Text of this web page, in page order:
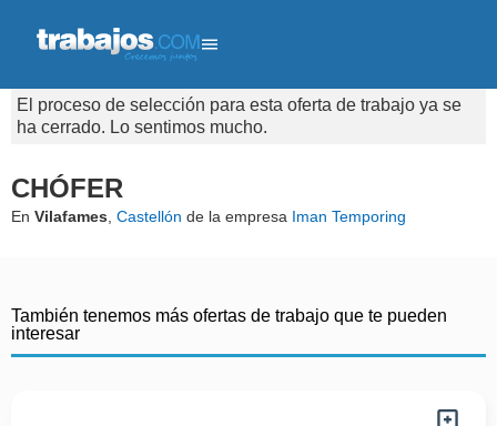
El proceso de selección para esta oferta de trabajo ya se
ha cerrado. Lo sentimos mucho.
CHÓFER
En Vilafames Castellón de la empresa Iman Temporing
También tenemos más ofertas de trabajo que te pueden
interesar